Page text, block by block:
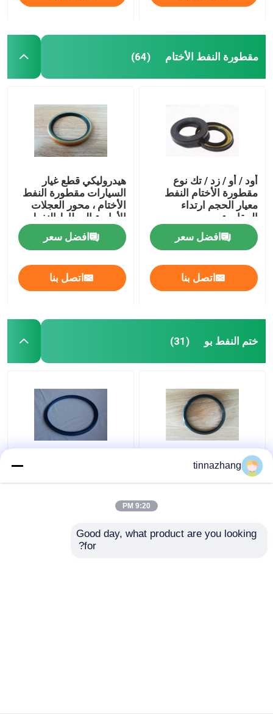
مقطورة النفط الأختام (64)
أود / أو / زد / تك نوع
مقطورة الأختام النفط
معيار الحجم ارتداء
المقاومة
افضل سعر
اتصل بنا
هيدروليكي قطع غيار
السيارات مقطورة النفط
الأختام ، محور العجلات
الأمامية المطاط النفط
ختم موتور سيارة تحمل
افضل سعر
اتصل بنا
ختم النفط بو (31)
المسيل للدموع المقاومة
الهيدروليكية ختم الشفة،
المقاومة المذيبات
tinnazhang
9:20 PM
Good day, what product are you looking
for?